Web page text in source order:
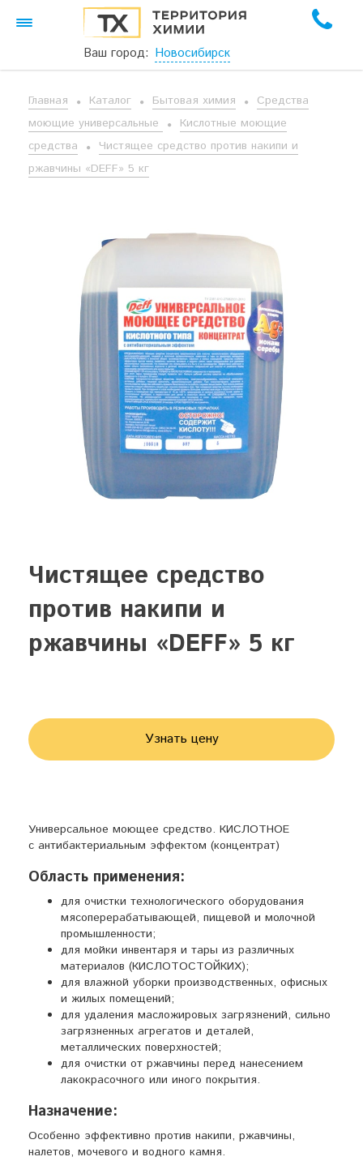
Ваш город: Новосибирск
Главная Каталог Бытовая химия
Средства
моющие универсальные
Кислотные моющие
средства
Чистящее средство против накипи и
ржавчины «DEFF» 5 кг
Чистящее средство
против накипи и
ржавчины «DEFF» 5 кг
Узнать цену
Универсальное моющее средство. КИСЛОТНОЕ
с антибактериальным эффектом (концентрат)
Область применения:
для очистки технологического оборудования
мясоперерабатывающей, пищевой и молочной
промышленности;
для мойки инвентаря и тары из различных
материалов (КИСЛОТОСТОЙКИХ);
для влажной уборки производственных, офисных
и жилых помещений;
для удаления масложировых загрязнений, сильно
загрязненных агрегатов и деталей,
металлических поверхностей;
для очистки от ржавчины перед нанесением
лакокрасочного или иного покрытия.
Назначение:
Особенно эффективно против накипи, ржавчины,
налетов, мочевого и водного камня.